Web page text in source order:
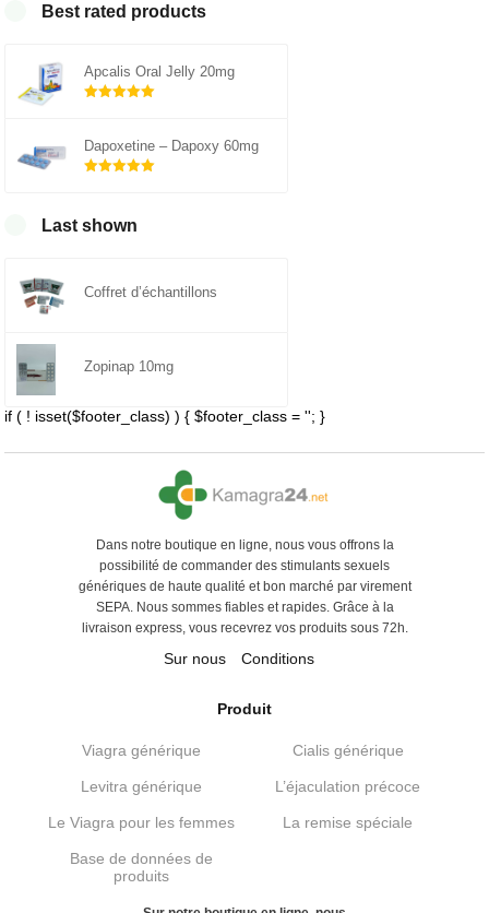
Best rated products
Apcalis Oral Jelly 20mg
Dapoxetine – Dapoxy 60mg
Last shown
Coffret d’échantillons
Zopinap 10mg
if ( ! isset($footer_class) ) { $footer_class = ''; }
Dans notre boutique en ligne, nous vous offrons la
possibilité de commander des stimulants sexuels
génériques de haute qualité et bon marché par virement
SEPA. Nous sommes fiables et rapides. Grâce à la
livraison express, vous recevrez vos produits sous 72h.
Sur nous Conditions
Produit
Viagra générique Cialis générique
Levitra générique L’éjaculation précoce
Le Viagra pour les femmes La remise spéciale
Base de données de
produits